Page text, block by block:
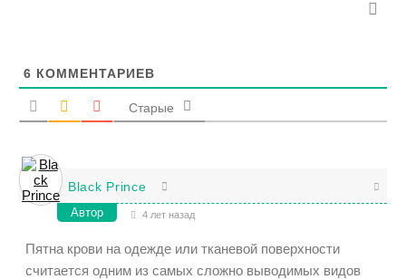
6 КОММЕНТАРИЕВ
Старые
Black Prince
Автор 4 лет назад
Пятна крови на одежде или тканевой поверхности
считается одним из самых сложно выводимых видов